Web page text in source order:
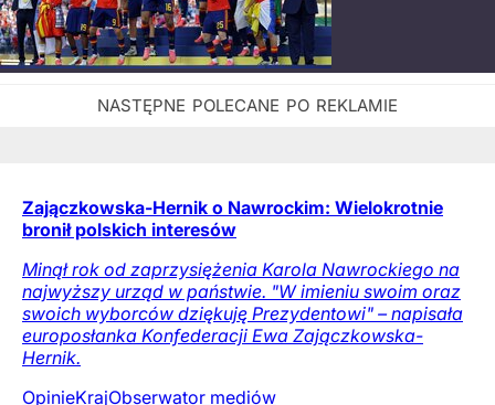
Zajączkowska-Hernik o Nawrockim: Wielokrotnie
bronił polskich interesów
Minął rok od zaprzysiężenia Karola Nawrockiego na
najwyższy urząd w państwie. "W imieniu swoim oraz
swoich wyborców dziękuję Prezydentowi" – napisała
europosłanka Konfederacji Ewa Zajączkowska-
Hernik.
OpinieKrajObserwator mediów